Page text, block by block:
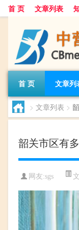
首 页 文章列表
首 页 文章列
> 文章列表 >
韶关市区有
网友:sgs